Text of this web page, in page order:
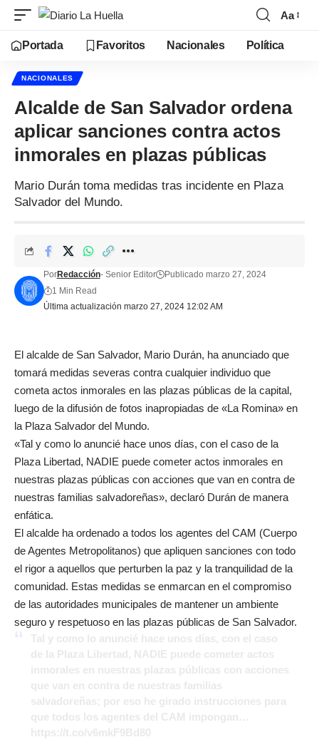
Aa
Portada Favoritos Nacionales Política
NACIONALES
Alcalde de San Salvador ordena
aplicar sanciones contra actos
inmorales en plazas públicas
Mario Durán toma medidas tras incidente en Plaza
Salvador del Mundo.
Última actualización marzo 27, 2024 12:02 AM
PorRedacción- Senior Editor
Publicado marzo 27, 2024
1 Min Read
El alcalde de San Salvador, Mario Durán, ha anunciado que
tomará medidas severas contra cualquier individuo que
cometa actos inmorales en las plazas públicas de la capital,
luego de la difusión de fotos inapropiadas de «La Romina» en
la Plaza Salvador del Mundo.
«Tal y como lo anuncié hace unos días, con el caso de la
Plaza Libertad, NADIE puede cometer actos inmorales en
nuestras plazas públicas con acciones que van en contra de
nuestras familias salvadoreñas», declaró Durán de manera
enfática.
El alcalde ha ordenado a todos los agentes del CAM (Cuerpo
de Agentes Metropolitanos) que apliquen sanciones con todo
el rigor a aquellos que perturben la paz y la tranquilidad de la
comunidad. Estas medidas se enmarcan en el compromiso
de las autoridades municipales de mantener un ambiente
seguro y respetuoso en las plazas públicas de San Salvador.